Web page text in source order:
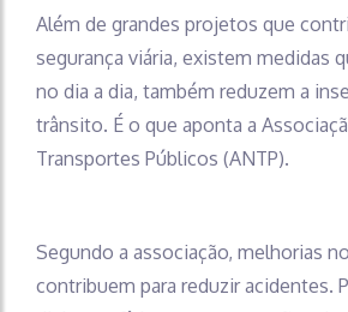
Além de grandes projetos que
segurança viária, existem medidas
no dia a dia, também reduzem a
trânsito. É o que aponta a
Transportes Públicos (ANTP).
Segundo a associação, melhorias
contribuem para reduzir acidentes.